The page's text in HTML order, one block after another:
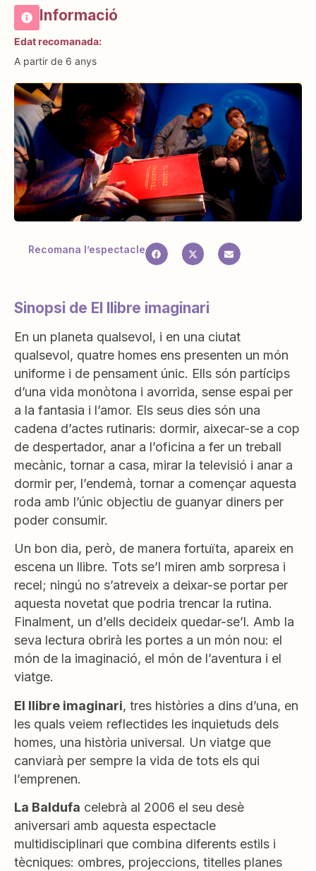
Informació
Edat recomanada:
A partir de 6 anys
Recomana l’espectacle
Sinopsi de El llibre imaginari
En un planeta qualsevol, i en una ciutat
qualsevol, quatre homes ens presenten un món
uniforme i de pensament únic. Ells són partícips
d’una vida monòtona i avorrida, sense espai per
a la fantasia i l’amor. Els seus dies són una
cadena d’actes rutinaris: dormir, aixecar-se a cop
de despertador, anar a l’oficina a fer un treball
mecànic, tornar a casa, mirar la televisió i anar a
dormir per, l’endemà, tornar a començar aquesta
roda amb l’únic objectiu de guanyar diners per
poder consumir.
Un bon dia, però, de manera fortuïta, apareix en
escena un llibre. Tots se’l miren amb sorpresa i
recel; ningú no s’atreveix a deixar-se portar per
aquesta novetat que podria trencar la rutina.
Finalment, un d’ells decideix quedar-se’l. Amb la
seva lectura obrirà les portes a un món nou: el
món de la imaginació, el món de l’aventura i el
viatge.
El llibre imaginari, tres històries a dins d’una, en
les quals veiem reflectides les inquietuds dels
homes, una història universal. Un viatge que
canviarà per sempre la vida de tots els qui
l’emprenen.
La Baldufa celebrà al 2006 el seu desè
aniversari amb aquesta espectacle
multidisciplinari que combina diferents estils i
tècniques: ombres, projeccions, titelles planes